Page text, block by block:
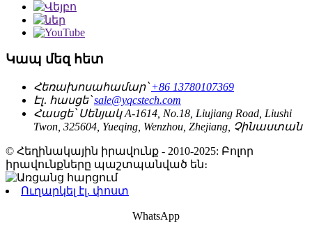
Կապ մեզ հետ
Հեռախոսահամար՝ +86 13780107369
Էլ․ հասցե՝ sale@yqcstech.com
Հասցե՝ Սենյակ A-1614, No.18, Liujiang Road, Liushi
Twon, 325604, Yueqing, Wenzhou, Zhejiang, Չինաստան
© Հեղինակային իրավունք - 2010-2025: Բոլոր
իրավունքները պաշտպանված են։
Ուղարկել էլ. փոստ
WhatsApp